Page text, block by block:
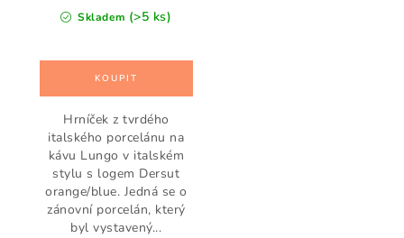
Skladem (>5 ks)
Hrníček z tvrdého
italského porcelánu na
kávu Lungo v italském
stylu s logem Dersut
orange/blue. Jedná se o
zánovní porcelán, který
byl vystavený...